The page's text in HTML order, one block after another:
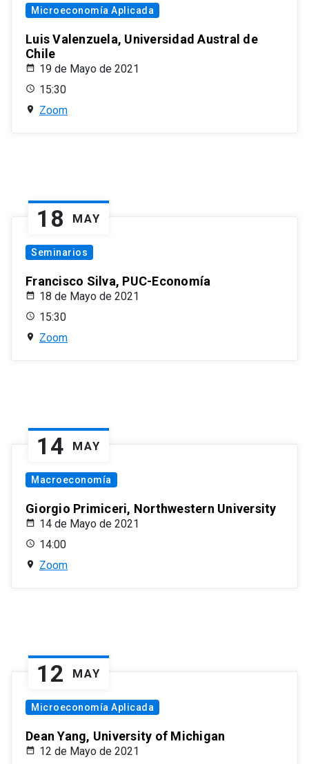
Microeconomía Aplicada
Luis Valenzuela, Universidad Austral de
Chile
19 de Mayo de 2021
15:30
Zoom
18 MAY
Seminarios
Francisco Silva, PUC-Economía
18 de Mayo de 2021
15:30
Zoom
14 MAY
Macroeconomía
Giorgio Primiceri, Northwestern University
14 de Mayo de 2021
14:00
Zoom
12 MAY
Microeconomía Aplicada
Dean Yang, University of Michigan
12 de Mayo de 2021